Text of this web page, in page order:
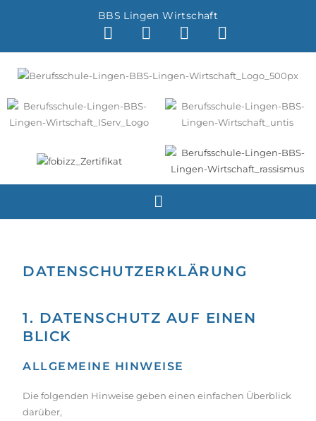
BBS Lingen Wirtschaft
DATENSCHUTZERKLÄRUNG
1. DATENSCHUTZ AUF EINEN
BLICK
ALLGEMEINE HINWEISE
Die folgenden Hinweise geben einen einfachen Überblick
darüber,